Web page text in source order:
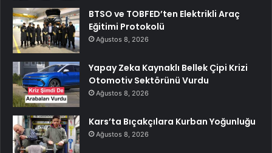
BTSO ve TOBFED’ten Elektrikli Araç
Eğitimi Protokolü
Ağustos 8, 2026
Yapay Zeka Kaynaklı Bellek Çipi Krizi
Otomotiv Sektörünü Vurdu
Ağustos 8, 2026
Kars’ta Bıçakçılara Kurban Yoğunluğu
Ağustos 8, 2026